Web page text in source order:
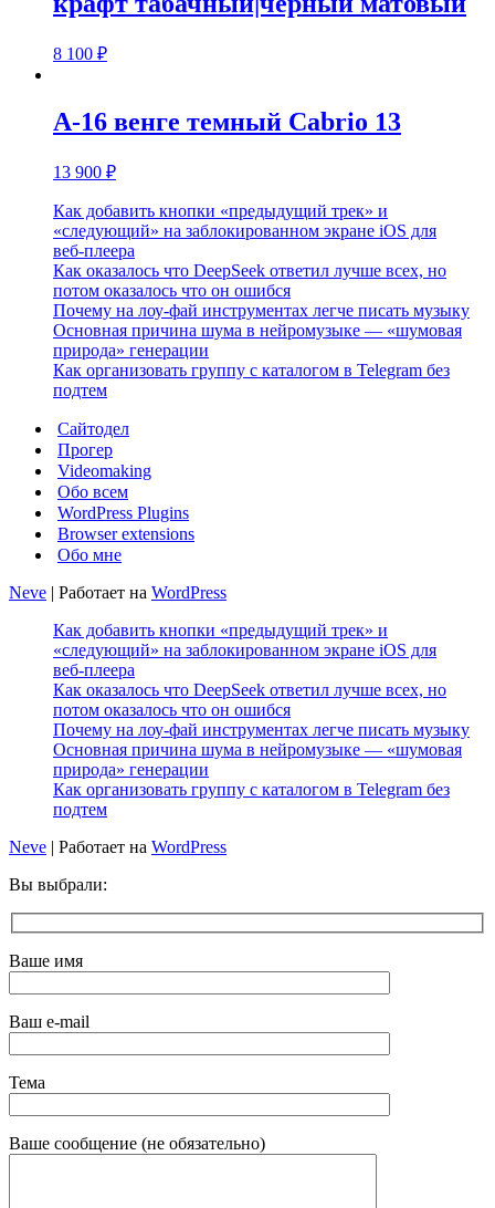
8 100 ₽
А-16 венге темный Cabrio 13
13 900 ₽
Как добавить кнопки «предыдущий трек» и
«следующий» на заблокированном экране iOS для
веб‑плеера
Как оказалось что DeepSeek ответил лучше всех, но
потом оказалось что он ошибся
Почему на лоу-фай инструментах легче писать музыку
Основная причина шума в нейромузыке — «шумовая
природа» генерации
Как организовать группу с каталогом в Telegram без
подтем
Сайтодел
Прогер
Videomaking
Обо всем
WordPress Plugins
Browser extensions
Обо мне
Neve | Работает на WordPress
Как добавить кнопки «предыдущий трек» и
«следующий» на заблокированном экране iOS для
веб‑плеера
Как оказалось что DeepSeek ответил лучше всех, но
потом оказалось что он ошибся
Почему на лоу-фай инструментах легче писать музыку
Основная причина шума в нейромузыке — «шумовая
природа» генерации
Как организовать группу с каталогом в Telegram без
подтем
Neve | Работает на WordPress
Вы выбрали:
Ваше имя
Ваш e-mail
Тема
Ваше сообщение (не обязательно)